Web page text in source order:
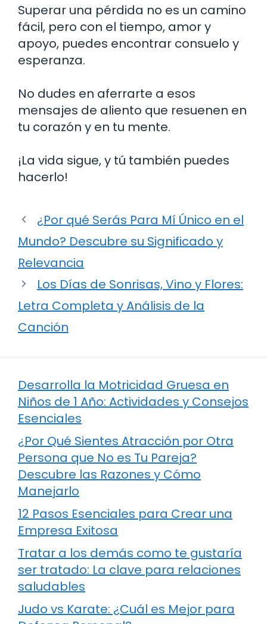
Superar una pérdida no es un camino
fácil, pero con el tiempo, amor y
apoyo, puedes encontrar consuelo y
esperanza.
No dudes en aferrarte a esos
mensajes de aliento que resuenen en
tu corazón y en tu mente.
¡La vida sigue, y tú también puedes
hacerlo!
¿Por qué Serás Para Mí Único en el
Mundo? Descubre su Significado y
Relevancia
Los Días de Sonrisas, Vino y Flores:
Letra Completa y Análisis de la
Canción
Desarrolla la Motricidad Gruesa en
Niños de 1 Año: Actividades y Consejos
Esenciales
¿Por Qué Sientes Atracción por Otra
Persona que No es Tu Pareja?
Descubre las Razones y Cómo
Manejarlo
12 Pasos Esenciales para Crear una
Empresa Exitosa
Tratar a los demás como te gustaría
ser tratado: La clave para relaciones
saludables
Judo vs Karate: ¿Cuál es Mejor para